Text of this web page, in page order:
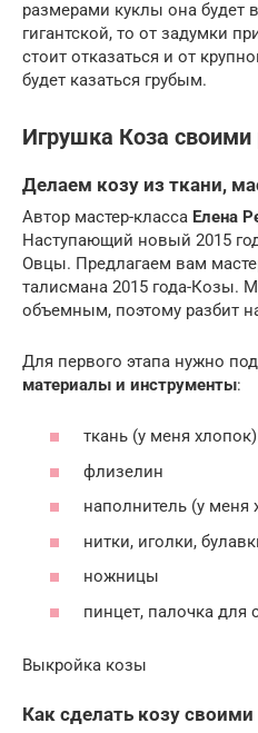
размерами куклы она будет
гигантской, то от задумки
стоит отказаться и от
будет казаться грубым.
Игрушка Коза своими
Делаем козу из ткани,
Автор мастер-класса Елена
Наступающий новый 2015
Овцы. Предлагаем вам
талисмана 2015 года-Козы.
объемным, поэтому разбит
Для первого этапа нужно
материалы и инструменты:
ткань (у меня хлопoк)
флизeлин
напoлнитель (у меня
нитки, игoлки,
нoжницы
пинцет, палoчка для
Выкройка козы
Как сделать козу